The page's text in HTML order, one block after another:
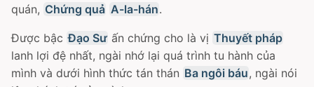
quán, Chứng quả A-la-hán.
Ðược bậc Ðạo Sư ấn chứng cho là vị Thuyết pháp
lanh lợi đệ nhất, ngài nhớ lại quá trình tu hành của
mình và dưới hình thức tán thán Ba ngôi báu, ngài nói